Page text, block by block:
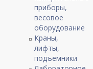
приборы,
весовое
оборудование
Краны,
лифты,
подъемники